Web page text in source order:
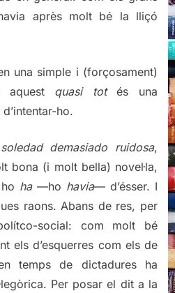
après molt bé la lliçó
una simple i (forçosament)
aquest quasi totés una
ho.
demasiado ruidosa,
bona (i molt bella) novel·la,
ha—ho havia— d’ésser. I
raons. Abans de res, per
social: com molt bé
els d’esquerres com els de
temps de dictadures ha
Per posar el dit a la